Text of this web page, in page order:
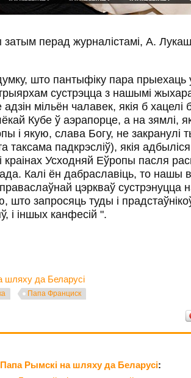
перад журналістамі, А.
што пантыфіку пара прыехаць
сустрэцца з нашымі
мільён чалавек, якія б хацелі
Кубе ў аэрапорце, а на зямлі,
і якую, слава Богу, не закранулі
таксама падкрэсліў), якія
і краінах Усходняй Еўропы пасля
Калі ён дабраславіць, то нашы
праваслаўнай цэркваў сустрэнуцца
што запросяць туды і
і іншых канфесій ".
шляху да Беларусі
Папа Франциск
Папа Рымскі на шляху да Беларусі: